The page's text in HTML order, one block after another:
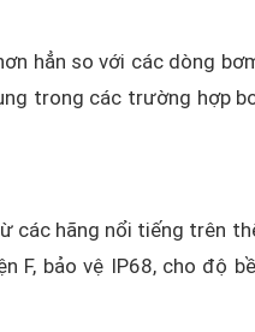
hẳn so với các dòng
trong các trường hợp
các hãng nổi tiếng trên
F, bảo vệ IP68, cho độ